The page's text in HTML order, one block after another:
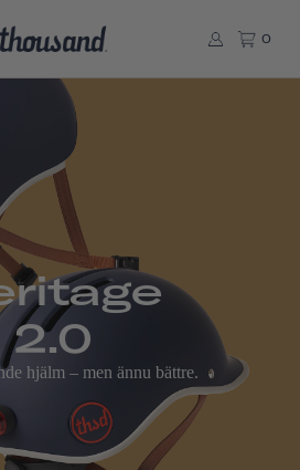
0
2.0
hjälm – men ännu bättre.